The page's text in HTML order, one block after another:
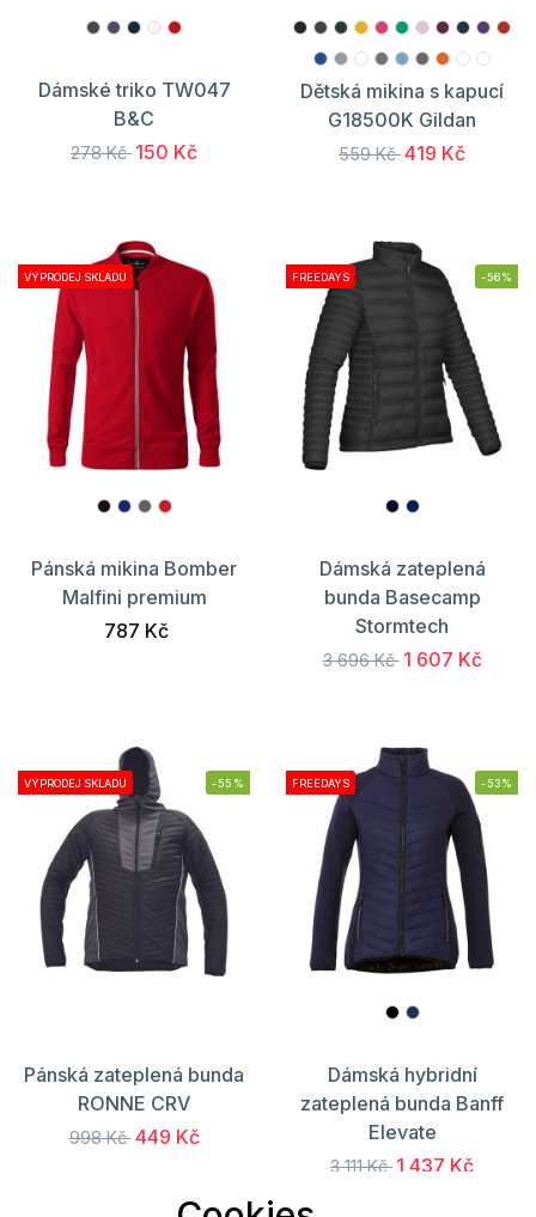
Dámské triko TW047
B&C
278 Kč 150 Kč
Dětská mikina s kapucí
G18500K Gildan
559 Kč419 Kč
VÝPRODEJ SKLADU
Pánská mikina Bomber
Malfini premium
787 Kč
FREEDAYS -56%
Dámská zateplená
bunda Basecamp
Stormtech
3 696 Kč 1 607 Kč
VÝPRODEJ SKLADU -55%
Pánská zateplená bunda
RONNE CRV
998 Kč 449 Kč
FREEDAYS -53%
Dámská hybridní
zateplená bunda Banff
Elevate
3 111 Kč 1 437 Kč